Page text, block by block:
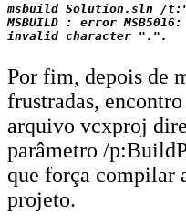
msbuild Solution.sln /
MSBUILD : error
Por fim, depois de
frustradas,
arquivo vcxproj
parâmetro /
que força compilar
projeto.